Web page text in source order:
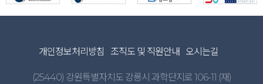
개인정보처리방침 조직도 및 직원안내 오시는길
(25440) 강원특별자치도 강릉시 과학단지로 106-11 (재)